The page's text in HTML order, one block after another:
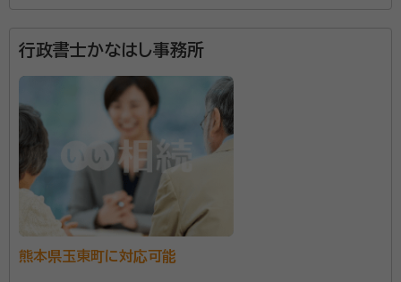
寺島 浩幸（てらしま ひろゆき）
昭和62年に福岡市役所入庁後、西区役所保護課での社会福祉主事業務
をかわきりに、法制執務、人事採用、情報公開、行政改革、市長直属スタッ
フなど、市長部局と議会事務局の双方の中枢部門を歴任。その後、福岡市
議会議員を経て、同市役所を退職 ・元福岡大学非常勤講師 ・三元神社 宮
司（現職） ・小型船舶1級免許（釣りが趣味） ・心理カウンセラー資格保有
（米国NLP協会認定マスタープロテクショナー）
地方公務員及び地方議会議員として２５年間の豊富な経
験に基づき、皆様に安心と信頼をお届けします！！ ＜
「相続」に関して、こんなお悩みはありませんか？＞ ・何
から手をつけて良いのかわからない ・連絡がつかない
身内がいる ・再婚で以前の配偶者との間に子供がいる
◎「相続」は、一生の中で必ず一度は経験する出来事で
所属団体： 熊本県行政書士会、相続遺言実務者研究会
行政書士かなはし事務所
熊本県玉東町に対応可能